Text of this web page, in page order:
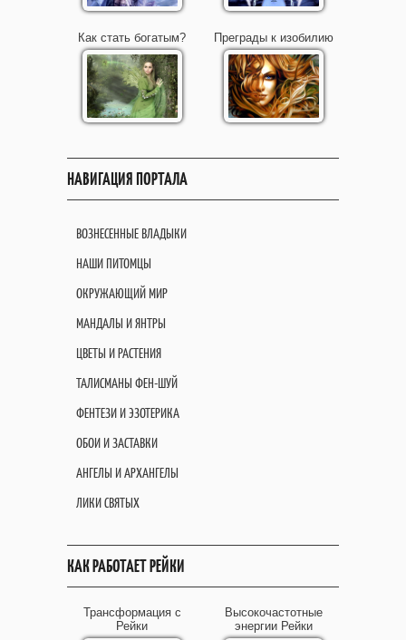
Как стать богатым? Преграды к изобилию
НАВИГАЦИЯ ПОРТАЛА
ВОЗНЕСЕННЫЕ ВЛАДЫКИ
НАШИ ПИТОМЦЫ
ОКРУЖАЮЩИЙ МИР
МАНДАЛЫ И ЯНТРЫ
ЦВЕТЫ И РАСТЕНИЯ
ТАЛИСМАНЫ ФЕН-ШУЙ
ФЕНТЕЗИ И ЭЗОТЕРИКА
ОБОИ И ЗАСТАВКИ
АНГЕЛЫ И АРХАНГЕЛЫ
ЛИКИ СВЯТЫХ
КАК РАБОТАЕТ РЕЙКИ
Трансформация с
Рейки
Высокочастотные
энергии Рейки